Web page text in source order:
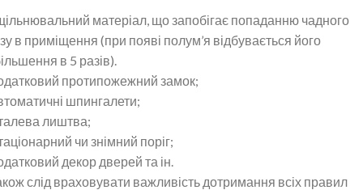
матеріал, що запобігає попаданню чадного
в приміщення (при появі полум’я відбувається його
в 5 разів).
протипожежний замок;
шпингалети;
лиштва;
чи знімний поріг;
декор дверей та ін.
слід враховувати важливість дотримання всіх правил